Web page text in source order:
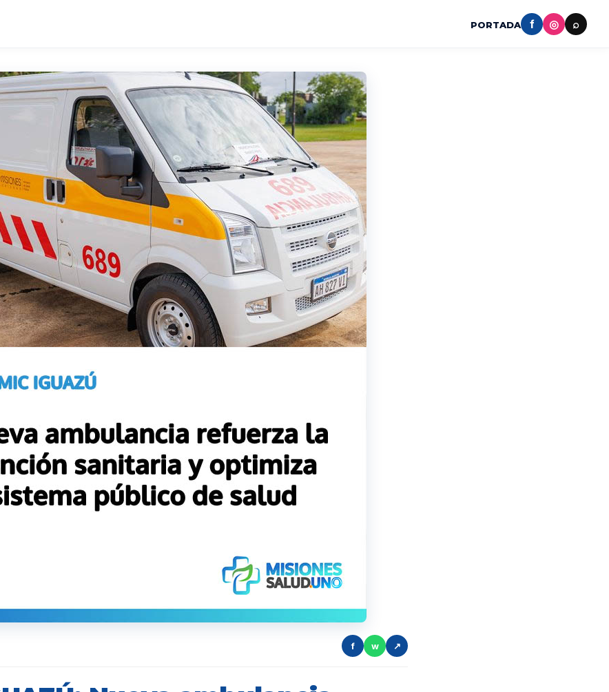
PORTADA f ◎ ⌕
f w ↗